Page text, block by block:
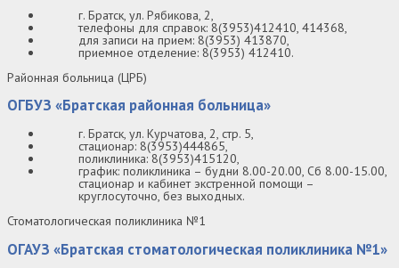
г. Братск, ул. Рябикова, 2,
телефоны для справок: 8(3953)412410, 414368,
для записи на прием: 8(3953) 413870,
приемное отделение: 8(3953) 412410.
Районная больница (ЦРБ)
ОГБУЗ «Братская районная больница»
г. Братск, ул. Курчатова, 2, стр. 5,
стационар: 8(3953)444865,
поликлиника: 8(3953)415120,
график: поликлиника – будни 8.00-20.00, Сб 8.00-15.00,
стационар и кабинет экстренной помощи –
круглосуточно, без выходных.
Стоматологическая поликлиника №1
ОГАУЗ «Братская стоматологическая поликлиника №1»